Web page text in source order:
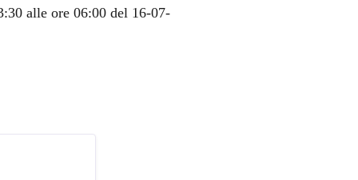
alle ore 06:00 del 16-07-